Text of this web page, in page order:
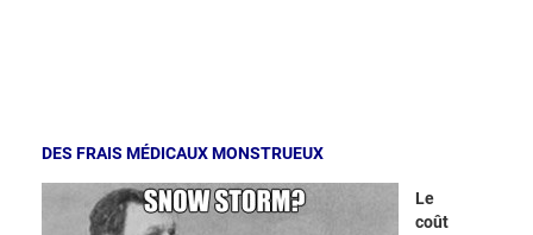
DES FRAIS MÉDICAUX MONSTRUEUX
Le
coût